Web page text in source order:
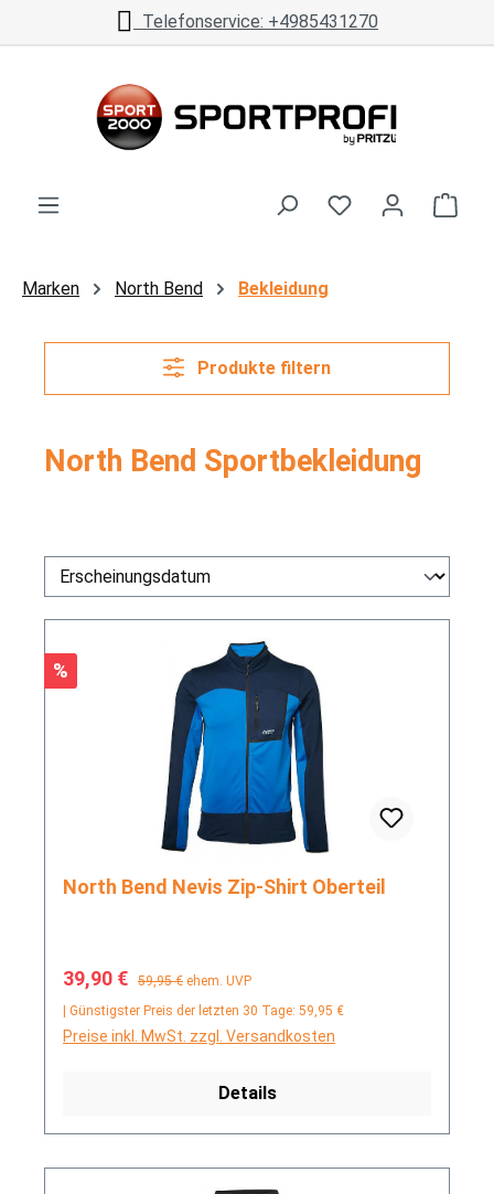
Zum Hauptinhalt springenTelefonservice: +4985431270
Marken North Bend Bekleidung
Produkte filtern
North Bend Sportbekleidung
Rabatt
%
North Bend Nevis Zip-Shirt Oberteil
Verkaufspreis:
39,90 € Regulärer Preis:
59,95 € ehem. UVP
| Günstigster Preis der letzten 30 Tage: 59,95 €
Preise inkl. MwSt. zzgl. Versandkosten
Details